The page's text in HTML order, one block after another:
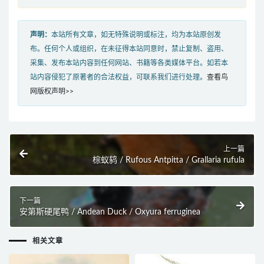
声明： 本站所有文章，如无特殊说明或标注，均为本站原创发
布。任何个人或组织，在未征得本站同意时，禁止复制、盗用、
采集、发布本站内容到任何网站、书籍等各类媒体平台。如若本
站内容侵犯了原著者的合法权益，可联系我们进行处理。 查看鸟
网版权声明>>
上一篇
棕蚁鸫 / Rufous Antpitta / Grallaria rufula
下一篇
安第斯硬尾鸭 / Andean Duck / Oxyura ferruginea
相关文章